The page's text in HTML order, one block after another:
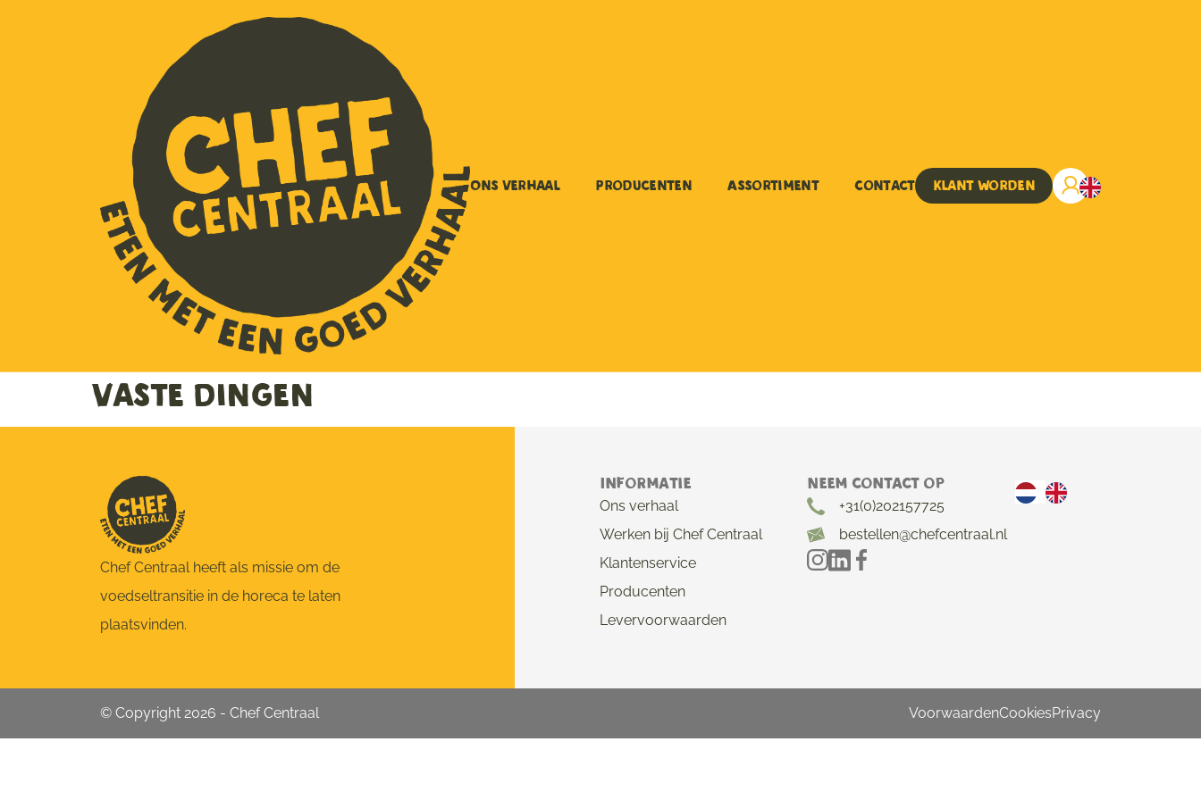
Ons verhaal Producenten Assortiment Contact Klant worden
Vaste dingen
Chef Centraal heeft als missie om de
voedseltransitie in de horeca te laten
plaatsvinden.
Informatie
Ons verhaal
Werken bij Chef Centraal
Klantenservice
Producenten
Levervoorwaarden
Neem contact op
+31(0)202157725
bestellen@chefcentraal.nl
© Copyright 2026 - Chef Centraal VoorwaardenCookiesPrivacy